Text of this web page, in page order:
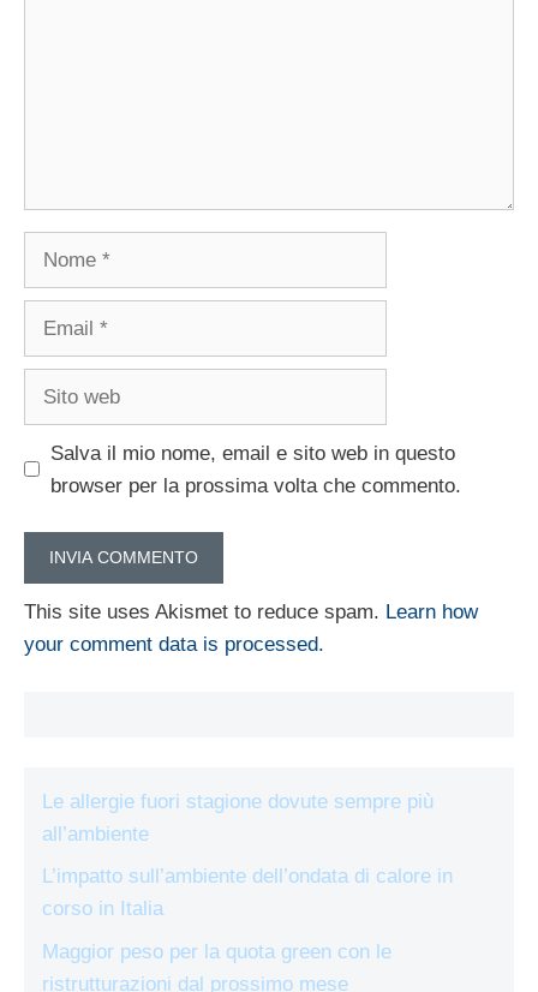
Salva il mio nome, email e sito web in questo
browser per la prossima volta che commento.
This site uses Akismet to reduce spam. Learn how
your comment data is processed.
Le allergie fuori stagione dovute sempre più
all’ambiente
L’impatto sull’ambiente dell’ondata di calore in
corso in Italia
Maggior peso per la quota green con le
ristrutturazioni dal prossimo mese